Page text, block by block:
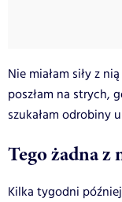
Nie miałam siły z
poszłam na strych,
szukałam odrobiny
Tego żadna z
Kilka tygodni